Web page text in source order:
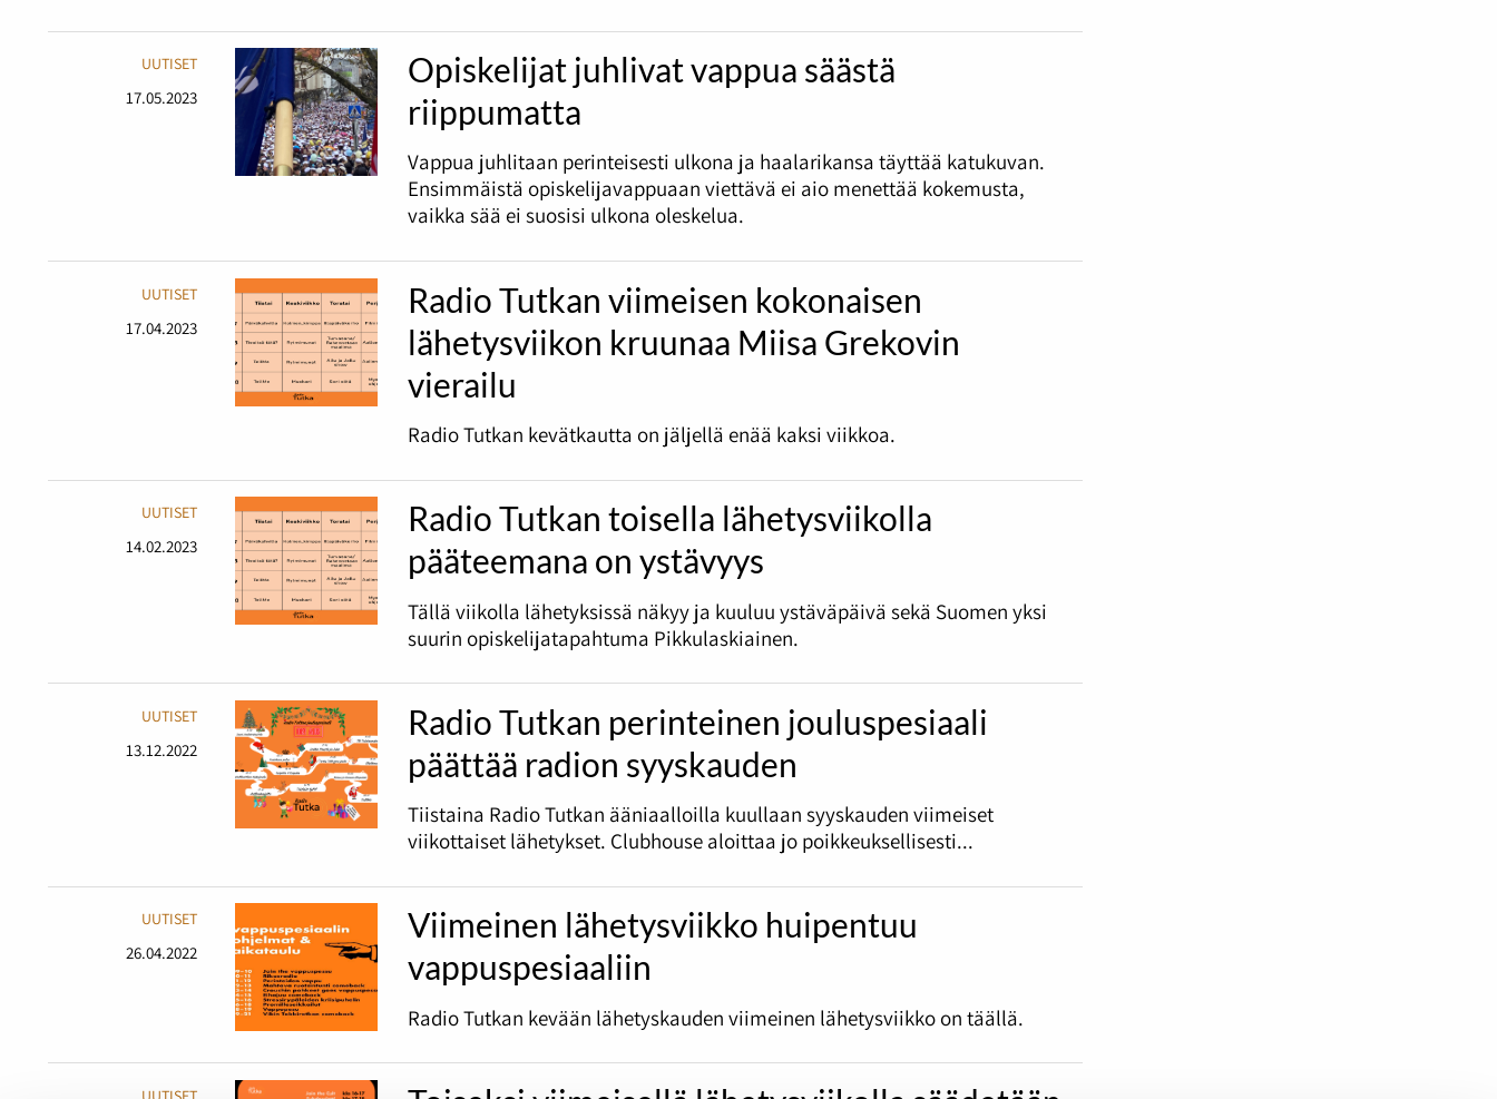
UUTISET
17.05.2023
Opiskelijat juhlivat vappua säästä
riippumatta
Vappua juhlitaan perinteisesti ulkona ja haalarikansa täyttää katukuvan.
Ensimmäistä opiskelijavappuaan viettävä ei aio menettää kokemusta,
vaikka sää ei suosisi ulkona oleskelua.
UUTISET
17.04.2023
Radio Tutkan viimeisen kokonaisen
lähetysviikon kruunaa Miisa Grekovin
vierailu
Radio Tutkan kevätkautta on jäljellä enää kaksi viikkoa.
UUTISET
14.02.2023
Radio Tutkan toisella lähetysviikolla
pääteemana on ystävyys
Tällä viikolla lähetyksissä näkyy ja kuuluu ystäväpäivä sekä Suomen yksi
suurin opiskelijatapahtuma Pikkulaskiainen.
UUTISET
13.12.2022
Radio Tutkan perinteinen jouluspesiaali
päättää radion syyskauden
Tiistaina Radio Tutkan ääniaalloilla kuullaan syyskauden viimeiset
viikottaiset lähetykset. Clubhouse aloittaa jo poikkeuksellisesti...
UUTISET
26.04.2022
Viimeinen lähetysviikko huipentuu
vappuspesiaaliin
Radio Tutkan kevään lähetyskauden viimeinen lähetysviikko on täällä.